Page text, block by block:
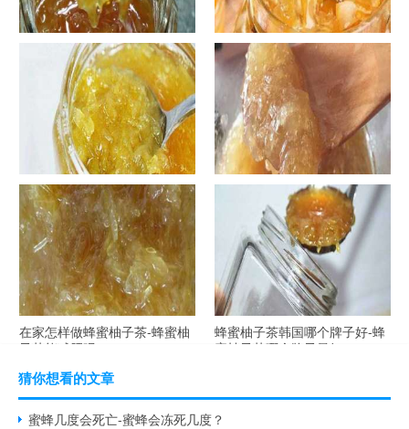
罐装蜂蜜柚子茶胖吗-蜂蜜柚子
茶喝了会发胖吗？
在家怎样做蜂蜜柚子茶-喝蜂蜜
柚子茶有哪些禁忌？
自制蜂蜜柚子茶-蜂蜜柚子茶最
容易做什么？
在家怎样做蜂蜜柚子茶-蜂蜜柚
子茶可以解酒吗？
在家怎样做蜂蜜柚子茶-蜂蜜柚
子茶能减肥吗？
蜂蜜柚子茶韩国哪个牌子好-蜂
蜜柚子茶哪个牌子最好？
猜你想看的文章
蜜蜂几度会死亡-蜜蜂会冻死几度？